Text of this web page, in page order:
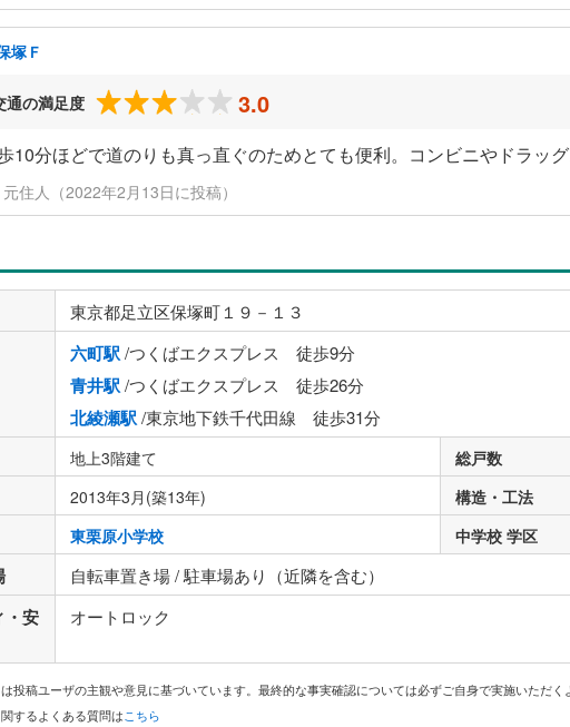
塚Ｆ
通の満足度 3.0
10分ほどで道のりも真っ直ぐのためとても便利。コンビニやドラッ
住人（2022年2月13日に投稿）
東京都足立区保塚町１９－１３
六町駅/つくばエクスプレス 徒歩9分
青井駅/つくばエクスプレス 徒歩26分
北綾瀬駅/東京地下鉄千代田線 徒歩31分
地上3階建て 総戸数
2013年3月(築13年) 構造・工法
東栗原小学校 中学校 学区
自転車置き場 / 駐車場あり（近隣を含む）
・安
オートロック
投稿ユーザの主観や意見に基づいています。最終的な事実確認については必ずご自身で実施いただく
するよくある質問はこちら